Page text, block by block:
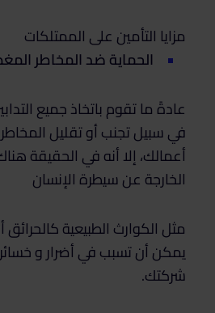
مزايا التأمين على الممتلكات
الحماية ضد المخاطر
عادةً ما تقوم باتخاذ جميع
في سبيل تجنب أو تقليل
أعمالك، إلا أنه في الحقيقة
الخارجة عن سيطرة الإنسان
مثل الكوارث الطبيعية كالحرائق
يمكن أن تسبب في أضرار و
شركتك.